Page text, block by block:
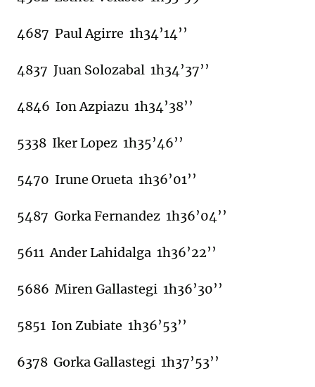
4687 Paul Agirre 1h34’14’’
4837 Juan Solozabal 1h34’37’’
4846 Ion Azpiazu 1h34’38’’
5338 Iker Lopez 1h35’46’’
5470 Irune Orueta 1h36’01’’
5487 Gorka Fernandez 1h36’04’’
5611 Ander Lahidalga 1h36’22’’
5686 Miren Gallastegi 1h36’30’’
5851 Ion Zubiate 1h36’53’’
6378 Gorka Gallastegi 1h37’53’’